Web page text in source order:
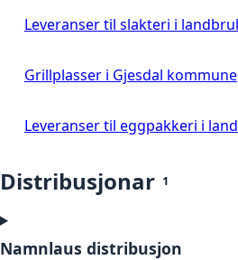
Leveranser til slakteri i
Grillplasser i Gjesdal kommune
Leveranser til eggpakkeri i
Distribusjonar 1
Namnlaus distribusjon